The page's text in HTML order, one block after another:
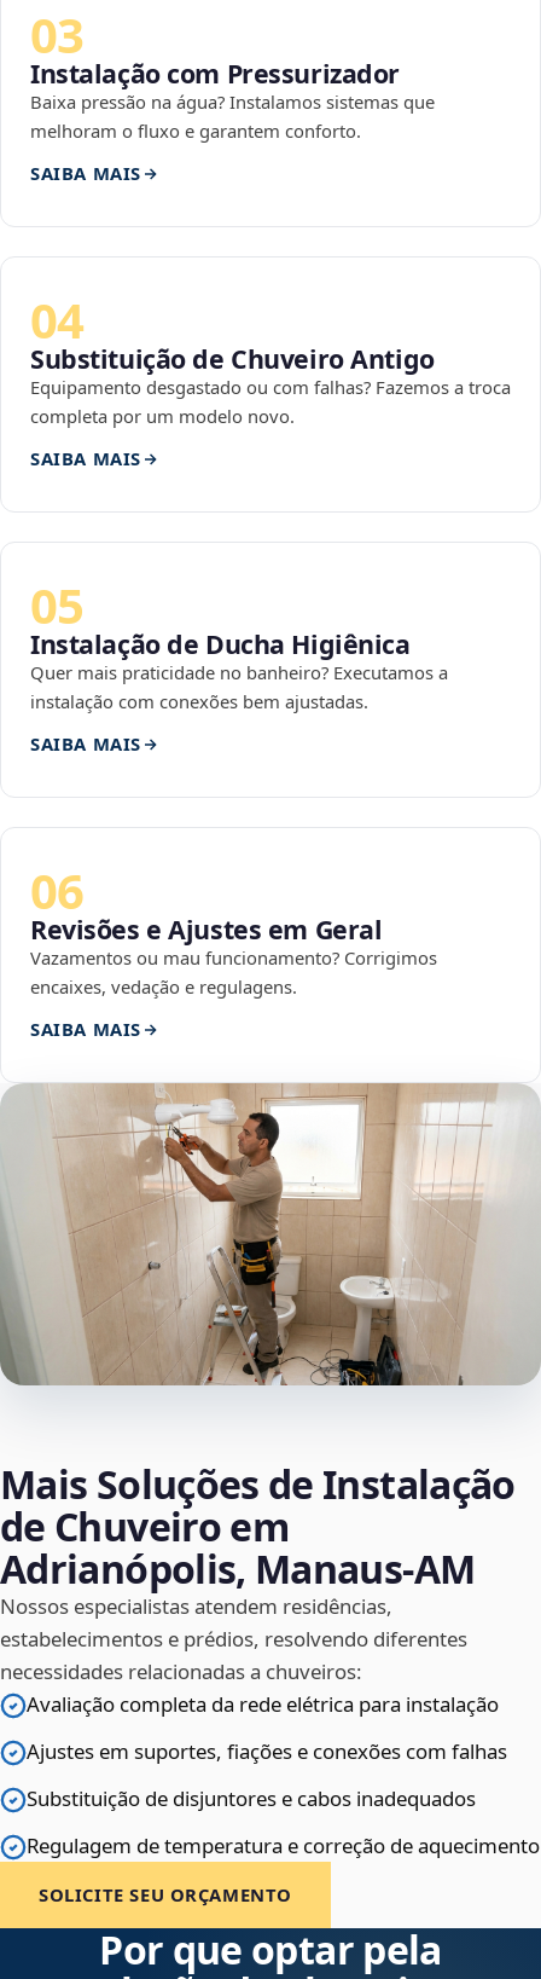
03
Instalação com Pressurizador
Baixa pressão na água? Instalamos sistemas que
melhoram o fluxo e garantem conforto.
SAIBA MAIS
04
Substituição de Chuveiro Antigo
Equipamento desgastado ou com falhas? Fazemos a troca
completa por um modelo novo.
SAIBA MAIS
05
Instalação de Ducha Higiênica
Quer mais praticidade no banheiro? Executamos a
instalação com conexões bem ajustadas.
SAIBA MAIS
06
Revisões e Ajustes em Geral
Vazamentos ou mau funcionamento? Corrigimos
encaixes, vedação e regulagens.
SAIBA MAIS
Mais Soluções de Instalação
de Chuveiro em
Adrianópolis, Manaus‑AM
Nossos especialistas atendem residências,
estabelecimentos e prédios, resolvendo diferentes
necessidades relacionadas a chuveiros:
Avaliação completa da rede elétrica para instalação
Ajustes em suportes, fiações e conexões com falhas
Substituição de disjuntores e cabos inadequados
Regulagem de temperatura e correção de aquecimento
SOLICITE SEU ORÇAMENTO
Por que optar pela